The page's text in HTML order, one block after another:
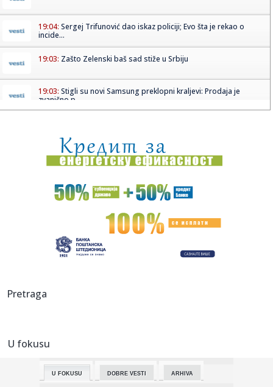
19:04: Sergej Trifunović dao iskaz policiji; Evo šta je rekao o
incide...
19:03: Zašto Zelenski baš sad stiže u Srbiju
19:03: Stigli su novi Samsung preklopni kraljevi: Prodaja je
zvanično p...
19:01:Kada stigne leto, vraćamo se ovim domaćim filmskim
klasicima
19:00:Na Jokić vs Vembanjama za 800 dinara
“Rajaner” obustavlja letove ka i iz Niša
18:58:Zelenski stigao u Beograd
iskusnog defa...
18:53:
18:51: Donbas "melje" rusku vojsku; Putin nema plan B
Pretraga
U fokusu
U FOKUSU DOBRE VESTI ARHIVA